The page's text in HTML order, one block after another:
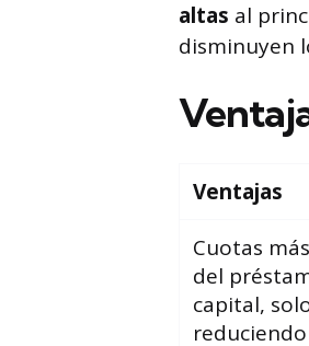
altas al
disminuyen
Ventajas
Cuotas
del
capital,